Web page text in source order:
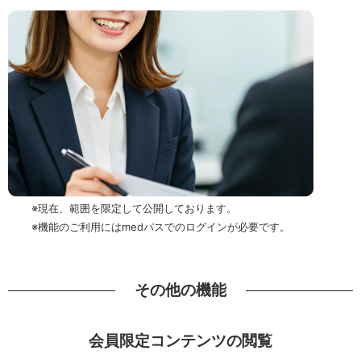
※現在、範囲を限定して公開しております。
※機能のご利用にはmedパスでのログインが必要です。
その他の機能
会員限定コンテンツの閲覧